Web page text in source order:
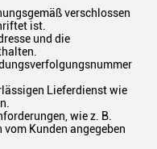
verschlossen
ist.
und die
Lieferdienst wie
wie z. B.
Kunden angegeben